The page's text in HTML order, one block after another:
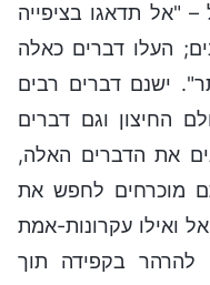
"אל תדאגו בציפייה
העלו דברים כאלה
ישנם דברים רבים
החיצון וגם דברים
את הדברים האלה,
מוכרחים לחפש את
ואילו עקרונות-אמת
להרהר בקפידה תוך